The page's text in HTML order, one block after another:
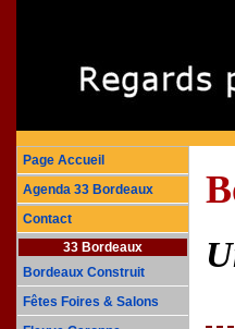
Page Accueil
Agenda 33 Bordeaux
Contact
33 Bordeaux
Bordeaux Construit
Fêtes Foires & Salons